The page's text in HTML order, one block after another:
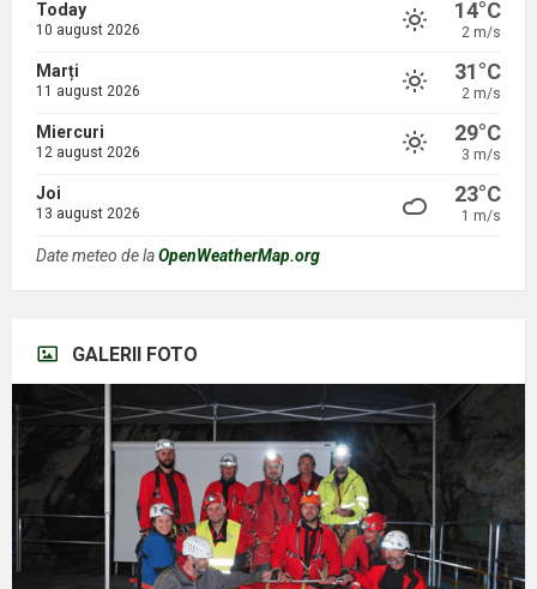
Today
10 august 2026
14°C
2 m/s
Marți
11 august 2026
31°C
2 m/s
Miercuri
12 august 2026
29°C
3 m/s
Joi
13 august 2026
23°C
1 m/s
Date meteo de laOpenWeatherMap.org
GALERII FOTO